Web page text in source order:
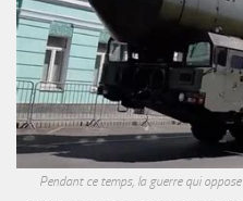
Pendant ce temps, la guerre qui